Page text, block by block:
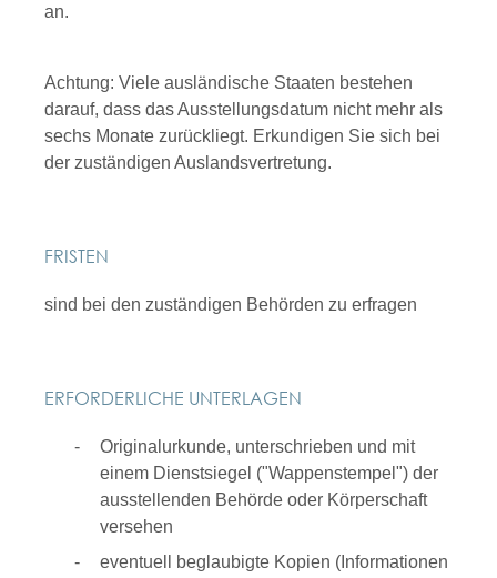
an.
Achtung: Viele ausländische Staaten bestehen
darauf, dass das Ausstellungsdatum nicht mehr als
sechs Monate zurückliegt. Erkundigen Sie sich bei
der zuständigen Auslandsvertretung.
FRISTEN
sind bei den zuständigen Behörden zu erfragen
ERFORDERLICHE UNTERLAGEN
Originalurkunde, unterschrieben und mit
einem Dienstsiegel ("Wappenstempel") der
ausstellenden Behörde oder Körperschaft
versehen
eventuell beglaubigte Kopien (Informationen